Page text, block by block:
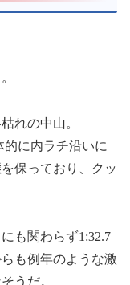
れの中山。
に内ラチ沿いに
保っており、クッ
も関わらず1:32.7
も例年のような激
うだ。